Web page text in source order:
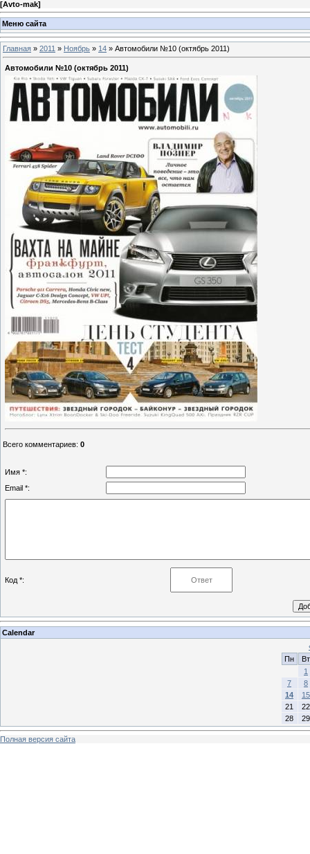
[Avto-mak]
Меню сайта
Главная » 2011 » Ноябрь » 14 » Автомобили №10 (октябрь 2011)
Автомобили №10 (октябрь 2011)
Всего комментариев: 0
Имя *:
Email *:
Код *:
Calendar
Пн
Вт
1
7
8
14
15
21
22
28
29
Полная версия сайта